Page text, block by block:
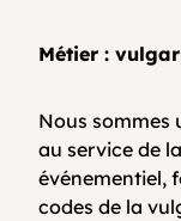
FAQ
Métier :
Nous sommes
au service de
événementiel,
codes de la